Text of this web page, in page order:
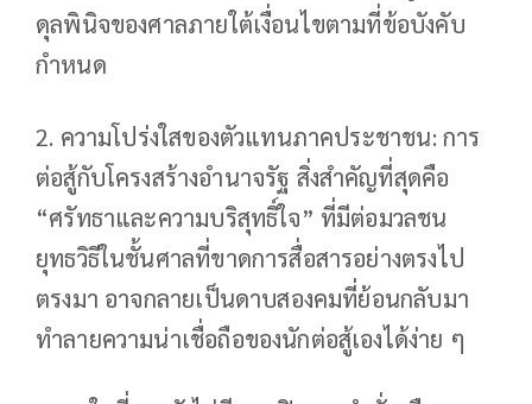
ดุลพินิจของศาลภายใต้เงื่อนไขตามที่ข้อบังคับ
กำหนด
2. ความโปร่งใสของตัวแทนภาคประชาชน: การ
ต่อสู้กับโครงสร้างอำนาจรัฐ สิ่งสำคัญที่สุดคือ
“ศรัทธาและความบริสุทธิ์ใจ” ที่มีต่อมวลชน
ยุทธวิธีในชั้นศาลที่ขาดการสื่อสารอย่างตรงไป
ตรงมา อาจกลายเป็นดาบสองคมที่ย้อนกลับมา
ทำลายความน่าเชื่อถือของนักต่อสู้เองได้ง่าย ๆ